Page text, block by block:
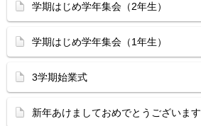
学期はじめ学年集会（2年生）
学期はじめ学年集会（1年生）
3学期始業式
新年あけましておめでとうございます